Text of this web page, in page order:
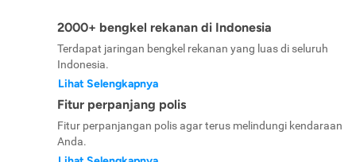
2000+ bengkel rekanan di Indonesia
Terdapat jaringan bengkel rekanan yang luas di seluruh
Indonesia.
Lihat Selengkapnya
Fitur perpanjang polis
Fitur perpanjangan polis agar terus melindungi kendaraan
Anda.